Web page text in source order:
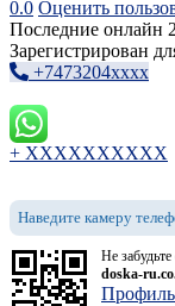
0.0 Оценить
Последние онлайн
Зарегистрирован
+7473204xxxx
+ XXXXXXXXXX
Наведите камеру
Не
doska-